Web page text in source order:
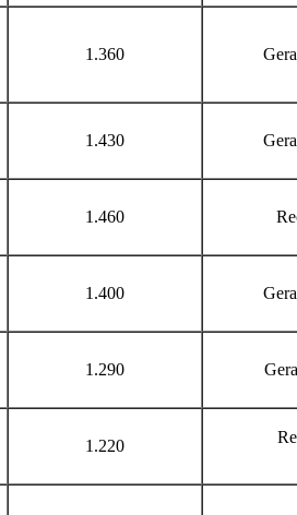
1.360
1.430
1.460
1.400
1.290
1.220